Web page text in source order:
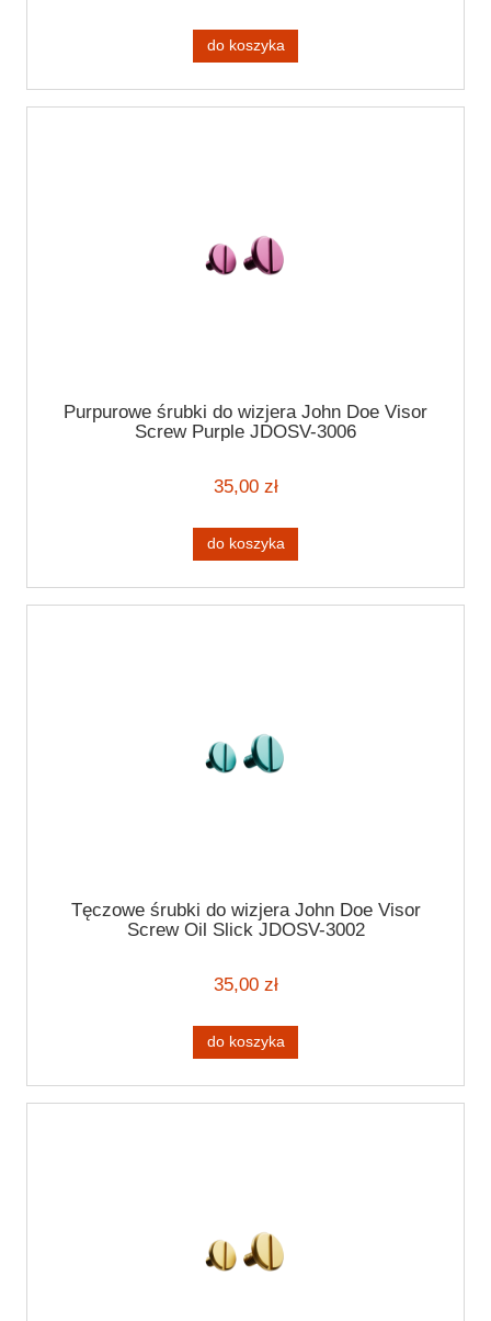
do koszyka
Purpurowe śrubki do wizjera John Doe Visor
Screw Purple JDOSV-3006
35,00 zł
do koszyka
Tęczowe śrubki do wizjera John Doe Visor
Screw Oil Slick JDOSV-3002
35,00 zł
do koszyka